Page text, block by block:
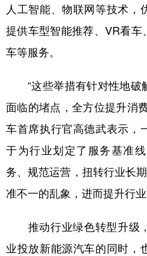
人工智能、物联网等技术，
提供车型智能推荐、VR看
车等服务。
“这些举措有针对性地破
面临的堵点，全方位提升消
车首席执行官高德武表示，
于为行业划定了服务基准
务、规范运营，扭转行业长
准不一的乱象，进而提升行业
推动行业绿色转型升级
业投放新能源汽车的同时，